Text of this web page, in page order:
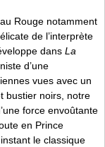
Rouge notamment
de l’interprète
dans La
d’une
vues avec un
bustier noirs, notre
force envoûtante
en Prince
le classique